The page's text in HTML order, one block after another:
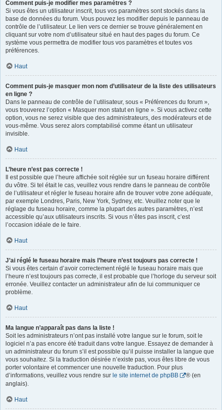
Comment puis-je modifier mes paramètres ?
Si vous êtes un utilisateur inscrit, tous vos paramètres sont stockés dans la
base de données du forum. Vous pouvez les modifier depuis le panneau de
contrôle de l’utilisateur. Le lien vers ce dernier se trouve généralement en
cliquant sur votre nom d’utilisateur situé en haut des pages du forum. Ce
système vous permettra de modifier tous vos paramètres et toutes vos
préférences.
Haut
Comment puis-je masquer mon nom d’utilisateur de la liste des utilisateurs
en ligne ?
Dans le panneau de contrôle de l’utilisateur, sous « Préférences du forum »,
vous trouverez l’option « Masquer mon statut en ligne ». Si vous activez cette
option, vous ne serez visible que des administrateurs, des modérateurs et de
vous-même. Vous serez alors comptabilisé comme étant un utilisateur
invisible.
Haut
L’heure n’est pas correcte !
Il est possible que l’heure affichée soit réglée sur un fuseau horaire différent
du vôtre. Si tel était le cas, veuillez vous rendre dans le panneau de contrôle
de l’utilisateur et régler le fuseau horaire afin de trouver votre zone adéquate,
par exemple Londres, Paris, New York, Sydney, etc. Veuillez noter que le
réglage du fuseau horaire, comme la plupart des autres paramètres, n’est
accessible qu’aux utilisateurs inscrits. Si vous n’êtes pas inscrit, c’est
l’occasion idéale de le faire.
Haut
J’ai réglé le fuseau horaire mais l’heure n’est toujours pas correcte !
Si vous êtes certain d’avoir correctement réglé le fuseau horaire mais que
l’heure n’est toujours pas correcte, il est probable que l’horloge du serveur soit
erronée. Veuillez contacter un administrateur afin de lui communiquer ce
problème.
Haut
Ma langue n’apparaît pas dans la liste !
Soit les administrateurs n’ont pas installé votre langue sur le forum, soit le
logiciel n’a pas encore été traduit dans votre langue. Essayez de demander à
un administrateur du forum s’il est possible qu’il puisse installer la langue que
vous souhaitez. Si la traduction désirée n’existe pas, vous êtes libre de vous
porter volontaire et commencer une nouvelle traduction. Pour plus
d’informations, veuillez vous rendre sur le site internet de phpBB
® (en
anglais).
Haut